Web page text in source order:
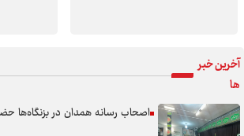
آخرین خبر
ها
اصحاب رسانه همدان در بزنگاه‌ها